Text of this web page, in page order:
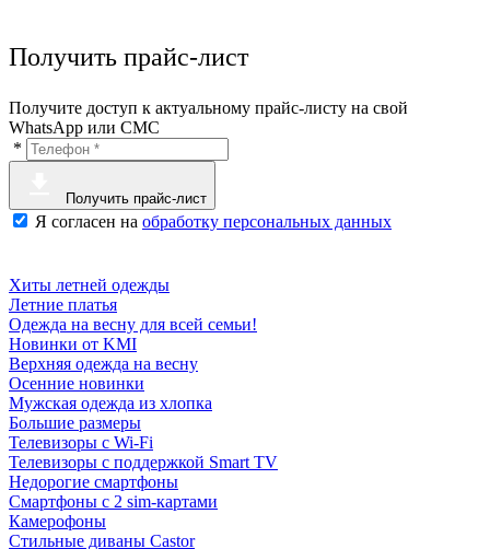
Получить прайс-лист
Получите доступ к актуальному прайс-листу на свой
WhatsApp или СМС
*
Получить прайс-лист
Я согласен на обработку персональных данных
Хиты летней одежды
Летние платья
Одежда на весну для всей семьи!
Новинки от KMI
Верхняя одежда на весну
Осенние новинки
Мужская одежда из хлопка
Большие размеры
Телевизоры с Wi-Fi
Телевизоры с поддержкой Smart TV
Недорогие смартфоны
Смартфоны с 2 sim-картами
Камерофоны
Стильные диваны Castor